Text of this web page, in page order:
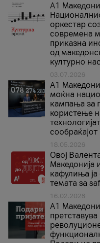
А1
оркестар
современа
приказна
од
културно
03.07.2026
A1
моќна
кампања за
користење
сообраќајот
18.05.2026
Овој
Македонија
кафулиња ја
темата за
16.02.2026
А1
претставува